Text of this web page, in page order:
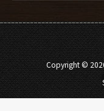
Copyright ©